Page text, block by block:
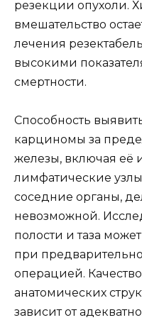
резекции опухоли.
вмешательство
лечения
высокими
смертности.
Способность
карциномы за
железы, включая её
лимфатические
соседние органы,
невозможной.
полости и таза
при
операцией.
анатомических
зависит от